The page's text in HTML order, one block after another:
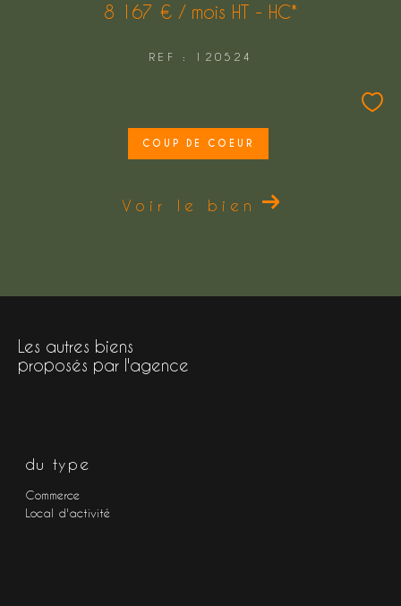
8 167 € / mois HT - HC*
REF : 120524
COUP DE COEUR
Voir le bien
Les autres biens
proposés par l'agence
du type
Commerce
Local d'activité